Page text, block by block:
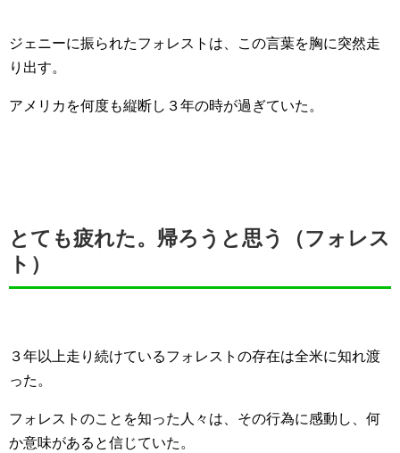
ジェニーに振られたフォレストは、この言葉を胸に突然走
り出す。
アメリカを何度も縦断し３年の時が過ぎていた。
とても疲れた。帰ろうと思う（フォレス
ト）
３年以上走り続けているフォレストの存在は全米に知れ渡
った。
フォレストのことを知った人々は、その行為に感動し、何
か意味があると信じていた。